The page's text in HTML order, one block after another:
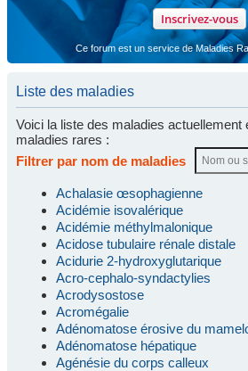
Inscrivez-vous
Ce forum est un service de Maladies
Liste des maladies
Voici la liste des maladies actuellement
maladies rares :
Filtrer par nom de maladies
Achalasie œsophagienne
Acidémie isovalérique
Acidémie méthylmalonique
Acidose tubulaire rénale distale
Acidurie 2-hydroxyglutarique
Acro-cephalo-syndactylies
Acrodysostose
Acromégalie
Adénomatose érosive du
Adénomatose hépatique
Agénésie du corps calleux